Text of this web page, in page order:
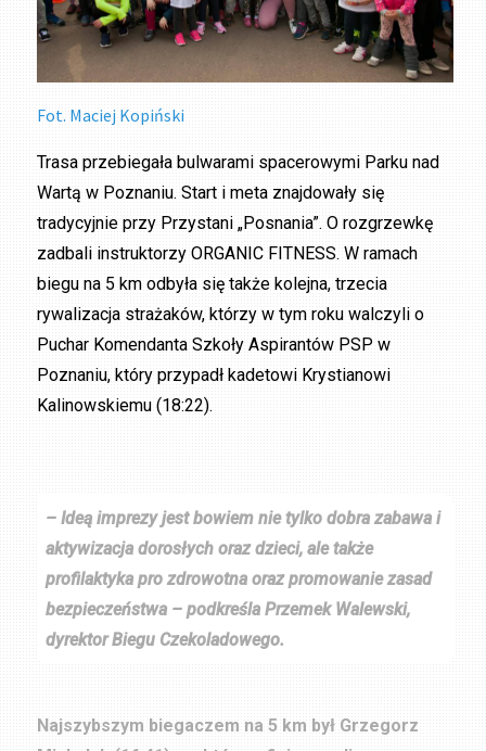
Fot. Maciej Kopiński
Trasa przebiegała bulwarami spacerowymi Parku nad
Wartą w Poznaniu. Start i meta znajdowały się
tradycyjnie przy Przystani „Posnania”. O rozgrzewkę
zadbali instruktorzy ORGANIC FITNESS. W ramach
biegu na 5 km odbyła się także kolejna, trzecia
rywalizacja strażaków, którzy w tym roku walczyli o
Puchar Komendanta Szkoły Aspirantów PSP w
Poznaniu, który przypadł kadetowi Krystianowi
Kalinowskiemu (18:22).
– Ideą imprezy jest bowiem nie tylko dobra zabawa i
aktywizacja dorosłych oraz dzieci, ale także
profilaktyka pro zdrowotna oraz promowanie zasad
bezpieczeństwa – podkreśla Przemek Walewski,
dyrektor Biegu Czekoladowego.
Najszybszym biegaczem na 5 km był Grzegorz